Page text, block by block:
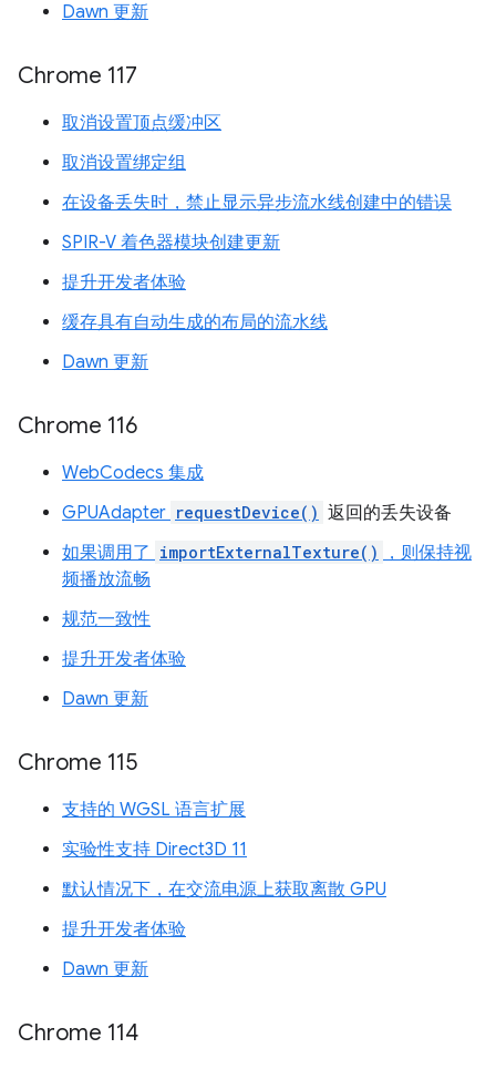
Dawn 更新
Chrome 117
取消设置顶点缓冲区
取消设置绑定组
在设备丢失时，禁止显示异步流水线创建中的错误
SPIR-V 着色器模块创建更新
提升开发者体验
缓存具有自动生成的布局的流水线
Dawn 更新
Chrome 116
WebCodecs 集成
GPUAdapter requestDevice() 返回的丢失设备
如果调用了 importExternalTexture()
，则保持视
频播放流畅
规范一致性
提升开发者体验
Dawn 更新
Chrome 115
支持的 WGSL 语言扩展
实验性支持 Direct3D 11
默认情况下，在交流电源上获取离散 GPU
提升开发者体验
Dawn 更新
Chrome 114